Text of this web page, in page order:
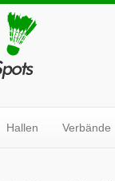
Hallen Verbände